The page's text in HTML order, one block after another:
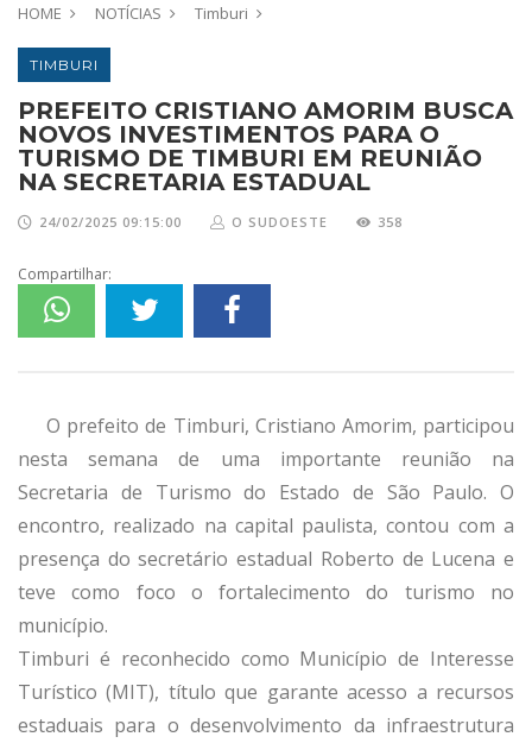
HOME NOTÍCIAS Timburi
TIMBURI
PREFEITO CRISTIANO AMORIM BUSCA
NOVOS INVESTIMENTOS PARA O
TURISMO DE TIMBURI EM REUNIÃO
NA SECRETARIA ESTADUAL
24/02/2025 09:15:00 O SUDOESTE 358
Compartilhar:
O prefeito de Timburi, Cristiano Amorim, participou
nesta semana de uma importante reunião na
Secretaria de Turismo do Estado de São Paulo. O
encontro, realizado na capital paulista, contou com a
presença do secretário estadual Roberto de Lucena e
teve como foco o fortalecimento do turismo no
município.
Timburi é reconhecido como Município de Interesse
Turístico (MIT), título que garante acesso a recursos
estaduais para o desenvolvimento da infraestrutura